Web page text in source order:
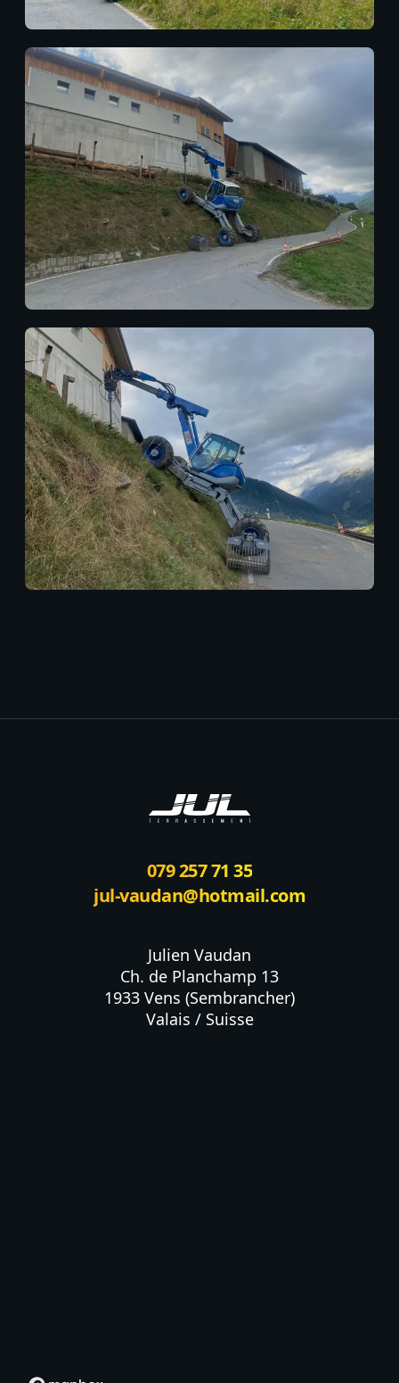
079 257 71 35
jul-vaudan@hotmail.com
Julien Vaudan
Ch. de Planchamp 13
1933 Vens (Sembrancher)
Valais / Suisse